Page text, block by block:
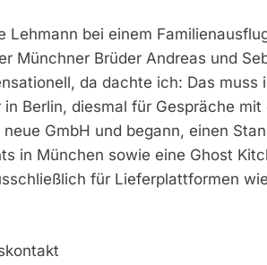
bei einem
Münchner Brüder Andreas und
da dachte ich: Das muss
Berlin, diesmal für Gespräche mit
GmbH und begann, einen
in München sowie eine Ghost
für Lieferplattformen